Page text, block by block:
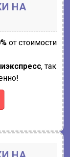
НА
от стоимости
, так